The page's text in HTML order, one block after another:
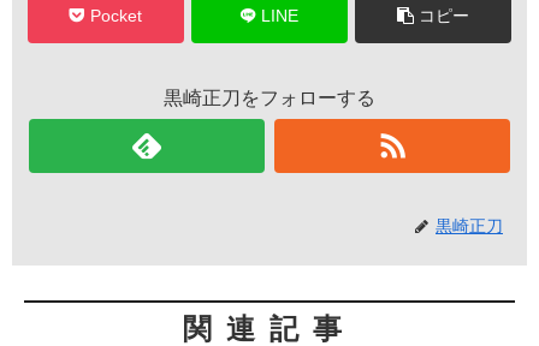
Pocket LINE コピー
黒崎正刀をフォローする
黒崎正刀
関連記事